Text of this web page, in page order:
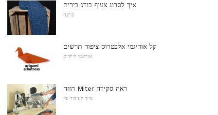
איך לסרוג צעיף בורג בירית
סְרִיגָה
קל אוריגמי אלבטרוס ציפור תרשים
אוריגמי לילדים
הזזה Miter ראה סקירה
ציוד לעיבוד עץ